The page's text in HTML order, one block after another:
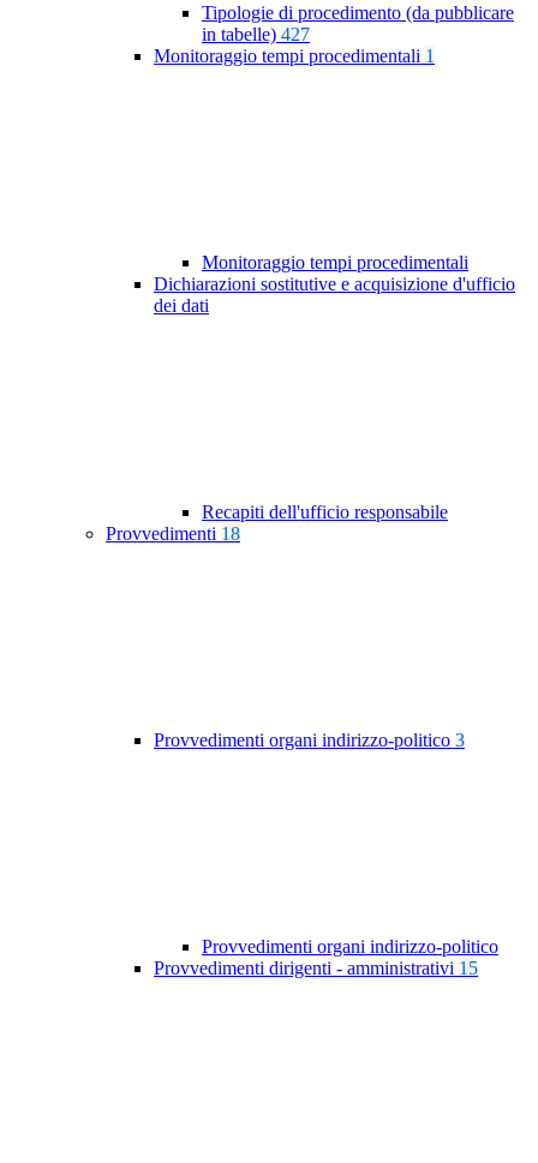
Tipologie di procedimento (da pubblicare
in tabelle) 427
Monitoraggio tempi procedimentali 1
Monitoraggio tempi procedimentali
Dichiarazioni sostitutive e acquisizione d'ufficio
dei dati
Recapiti dell'ufficio responsabile
Provvedimenti 18
Provvedimenti organi indirizzo-politico 3
Provvedimenti organi indirizzo-politico
Provvedimenti dirigenti - amministrativi 15